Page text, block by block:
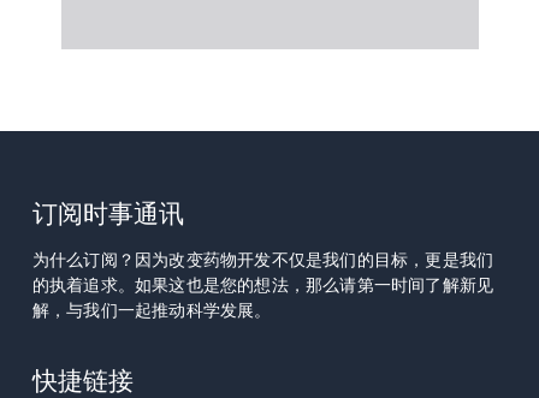
订阅时事通讯
为什么订阅？因为改变药物开发不仅是我们的目标，更是我们
的执着追求。如果这也是您的想法，那么请第一时间了解新见
解，与我们一起推动科学发展。
快捷链接